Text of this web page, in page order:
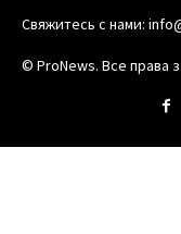
Свяжитесь с нами:
© ProNews. Все права